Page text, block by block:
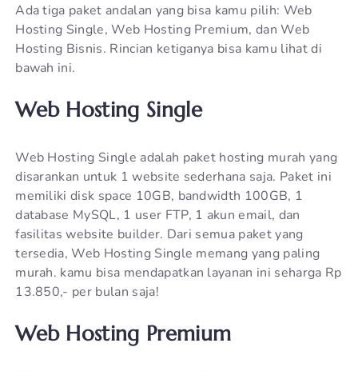
Ada tiga paket andalan yang bisa kamu pilih: Web
Hosting Single, Web Hosting Premium, dan Web
Hosting Bisnis. Rincian ketiganya bisa kamu lihat di
bawah ini.
Web Hosting Single
Web Hosting Single adalah paket hosting murah yang
disarankan untuk 1 website sederhana saja. Paket ini
memiliki disk space 10GB, bandwidth 100GB, 1
database MySQL, 1 user FTP, 1 akun email, dan
fasilitas website builder. Dari semua paket yang
tersedia, Web Hosting Single memang yang paling
murah. kamu bisa mendapatkan layanan ini seharga Rp
13.850,- per bulan saja!
Web Hosting Premium